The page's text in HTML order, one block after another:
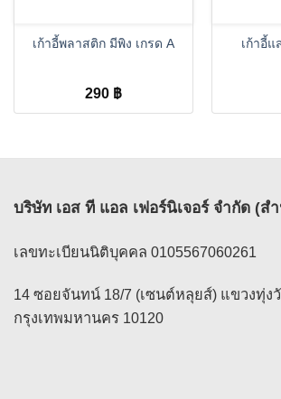
เก้าอี้พลาสติก มีพิง เกรด A
290 ฿
เก้าอี้แ
บริษัท เอส ที แอล เฟอร์นิเจอร์ จำกัด (ส
เลขทะเบียนนิติบุคคล 0105567060261
14 ซอยจันทน์ 18/7 (เซนต์หลุยส์) แขวงทุ่ง
กรุงเทพมหานคร 10120